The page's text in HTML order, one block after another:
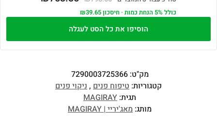
כולל 5% הנחת כמות · חיסכון ₪39.65
הוסיפו את כל הסט לעגלה
מק"ט:7290003725366
קטגוריות: טיפוח פנים ,ניקוי פנים
תגית: MAGIRAY
מותג: מאג'יריי | MAGIRAY